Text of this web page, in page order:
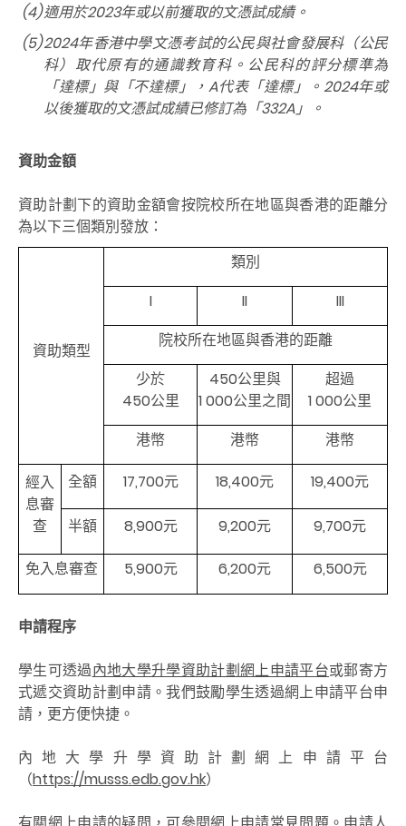
(4)適用於2023年或以前獲取的文憑試成績。
(5)2024年香港中學文憑考試的公民與社會發展科（公民
科）取代原有的通識教育科。公民科的評分標準為
「達標」與「不達標」，A代表「達標」。2024年或
以後獲取的文憑試成績已修訂為「332A」。
資助金額
資助計劃下的資助金額會按院校所在地區與香港的距離分
為以下三個類別發放：
資助類型
類別
I
II
III
院校所在地區與香港的距離
少於
450公里
450公里與
1 000公里之間
超過
1 000公里
港幣
港幣 港幣
經入
息審
查
全額 17,700元 18,400元 19,400元
半額 8,900元 9,200元 9,700元
免入息審查 5,900元 6,200元 6,500元
申請程序
學生可透過內地大學升學資助計劃網上申請平台或郵寄方
式遞交資助計劃申請。我們鼓勵學生透過網上申請平台申
請，更方便快捷。
內地大學升學資助計劃網上申請平台
（https://musss.edb.gov.hk）